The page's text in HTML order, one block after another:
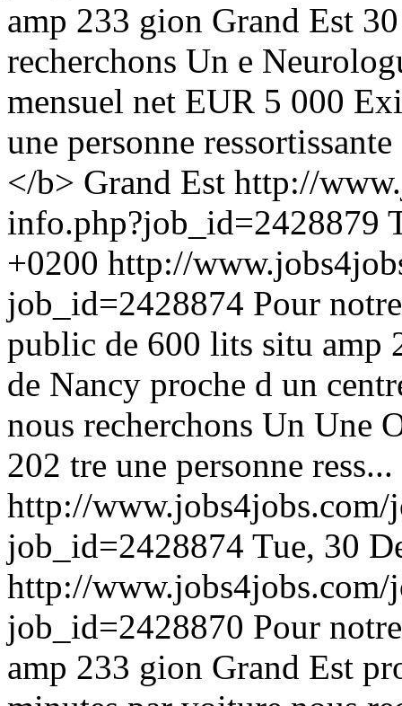
amp 233 gion Grand Est
recherchons Un e
mensuel net EUR 5 000
une personne
</b> Grand Est http://
info.php?job_id=2428879
+0200 http://
job_id=2428874 Pour
public de 600 lits situ amp
de Nancy proche d un
nous recherchons Un Une
202 tre une personne
http://www.jobs4jobs.com/
job_id=2428874 Tue, 30
http://www.jobs4jobs.com/
job_id=2428870 Pour
amp 233 gion Grand Est